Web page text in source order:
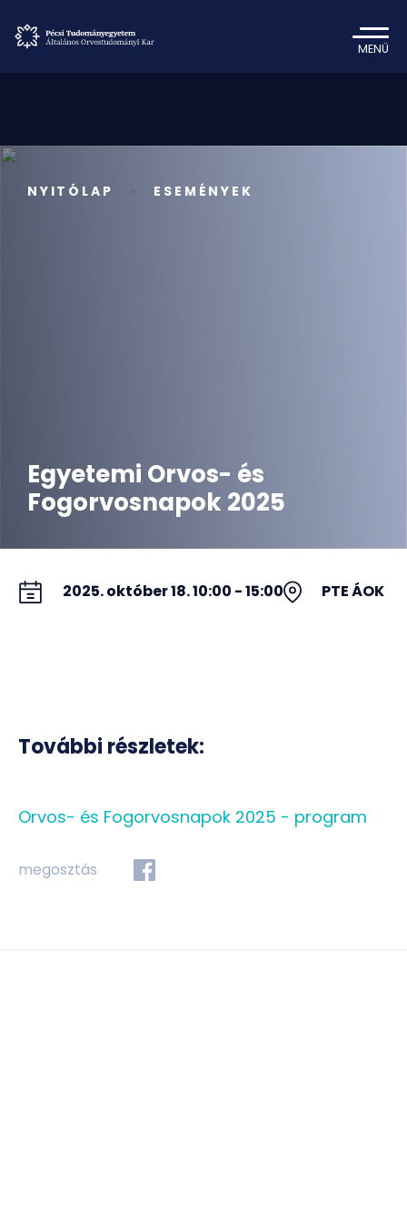
MENÜ
NYITÓLAP ESEMÉNYEK
Egyetemi Orvos- és
Fogorvosnapok 2025
2025. október 18. 10:00 - 15:00 PTE ÁOK
További részletek:
Orvos- és Fogorvosnapok 2025 - program
megosztás